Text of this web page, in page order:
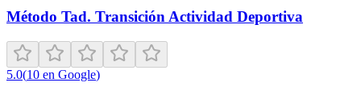
Método Tad. Transición Actividad Deportiva
5.0(10 en Google)